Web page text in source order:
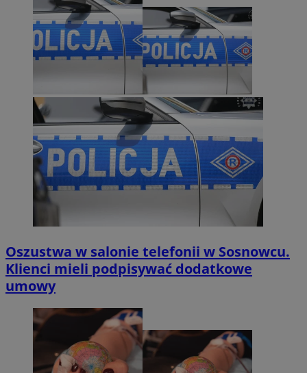
Oszustwa w salonie telefonii w Sosnowcu.
Klienci mieli podpisywać dodatkowe
umowy